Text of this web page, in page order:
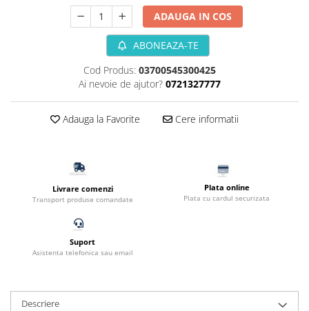
Filtru extern acvariu
Filtru intern acvariu
Pompa apa acvariu
Lampa pentru acvariu
Neoane si LED-uri pentru acvarii
Incalzitoare
Sterilizator acvariu
Racitoare
Tratamente pesti acvariu
Teste apa
Conditioneri apa acvariu
ADAUGA IN COS
ABONEAZA-TE
Cod Produs: 03700545300425
Ai nevoie de ajutor? 0721327777
Adauga la Favorite Cere informatii
Livrare comenzi
Transport produse comandate
Plata online
Plata cu cardul securizata
Suport
Asistenta telefonica sau email
Descriere